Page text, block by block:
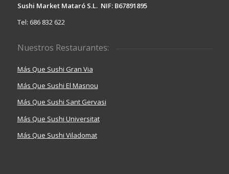
Sushi Market Mataró S.L. NIF: B67891895
Tel: 686 832 622
Nuestros Restaurantes:
Más Que Sushi Gran Via
Más Que Sushi El Masnou
Más Que Sushi Sant Gervasi
Más Que Sushi Universitat
Más Que Sushi Viladomat